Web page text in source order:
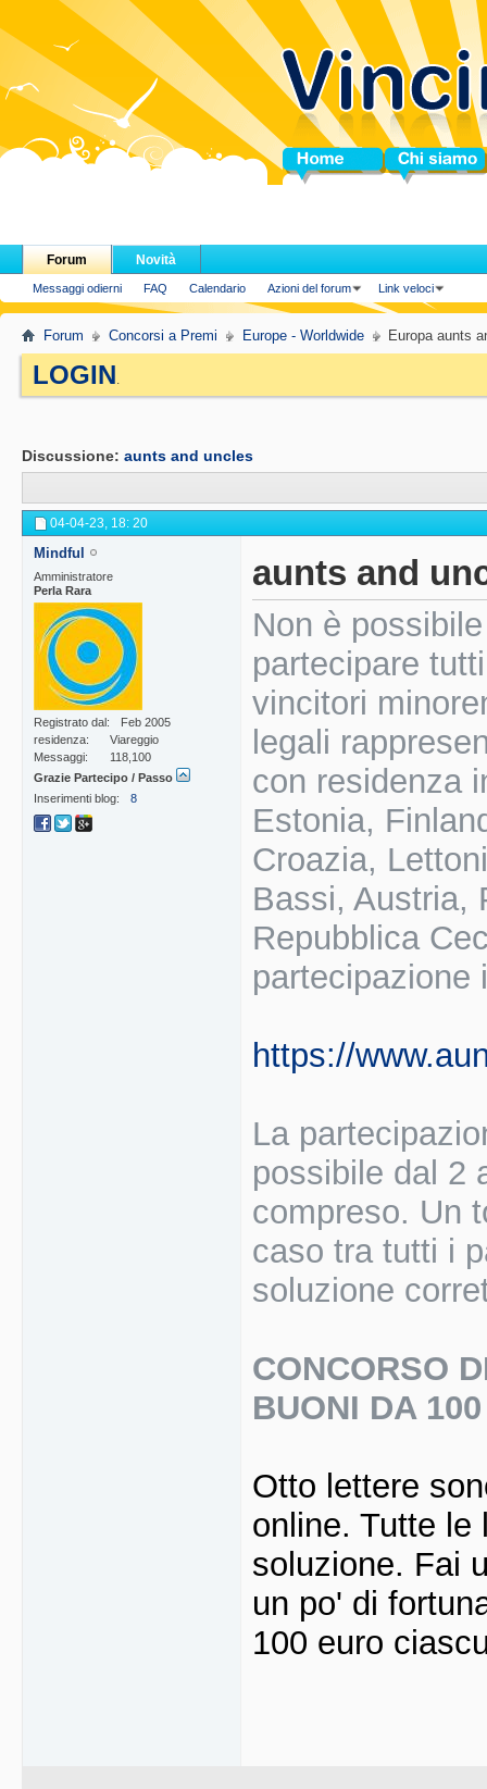
Home Chi siamo
Forum
Messaggi odierni FAQ Calendario Azioni del forum Link veloci
Novità
Forum Concorsi a Premi Europe - Worldwide Europa aunts
LOGIN.
Discussione: aunts and uncles
04-04-23, 18: 20
Mindful
Amministratore
Perla Rara
Registrato dal
Feb 2005
residenza
Viareggio
Messaggi
118,100
Grazie Partecipo / Passo
Inserimenti blog
8
aunts and
Non è
partecipare
vincitori
legali
con residenza
Estonia,
Croazia,
Bassi, Austria,
Repubblica
partecipazione
https://
La
possibile dal 2
compreso. Un
caso tra tutti i
soluzione
CONCORSO
BUONI DA
Otto lettere
online. Tutte le
soluzione. Fai
un po' di
100 euro